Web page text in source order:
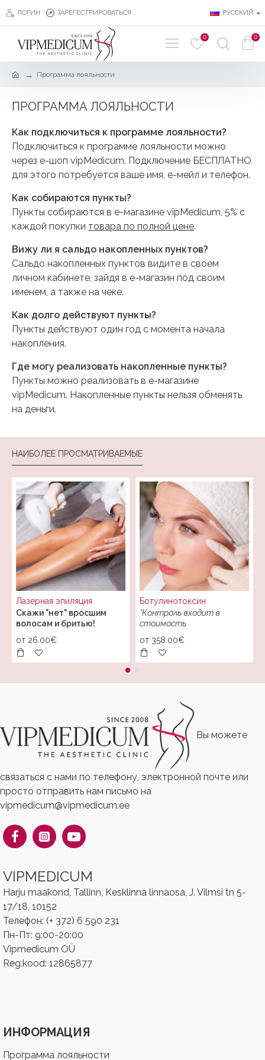
ЛОГИН ЗАРЕГЕСТРИРОВАТЬСЯ РУССКИЙ
0 0
Программа лояльности
ПРОГРАММА ЛОЯЛЬНОСТИ
Как подключиться к программе лояльности?
Подключиться к программе лояльности можно
через е-шоп vipMedicum. Подключение БЕСПЛАТНО
для этого потребуется ваше имя, е-мейл и телефон.
Как собираются пункты?
Пункты собираются в е-магазине vipMedicum, 5% с
каждой покупки товара по полной цене.
Вижу ли я сальдо накопленных пунктов?
Сальдо накопленных пунктов видите в своем
личном кабинете, зайдя в е-магазин под своим
именем, а также на чеке.
Как долго действуют пункты?
Пункты действуют один год с момента начала
накопления.
Где могу реализовать накопленные пункты?
Пункты можно реализовать в е-магазине
vipMedicum. Накопленные пункты нельзя обменять
на деньги.
НАИБОЛЕЕ ПРОСМАТРИВАЕМЫЕ
Лазерная эпиляция
Скажи "нет" вросшим
волосам и бритью!
от 26.00€
Ботулинотоксин
*Контроль входит в
стоимость.
от 358.00€
Вы можете
связаться с нами по телефону, электронной почте или
просто отправить нам письмо на
vipmedicum@vipmedicum.ee
VIPMEDICUM
Harju maakond, Tallinn, Kesklinna linnaosa, J. Vilmsi tn 5-
17/18, 10152
Телефон: (+ 372) 6 590 231
Пн-Пт: 9:00-20:00
Vipmedicum OÜ
Reg.kood: ‎‎12865877
ИНФОРМАЦИЯ
Программа лояльности